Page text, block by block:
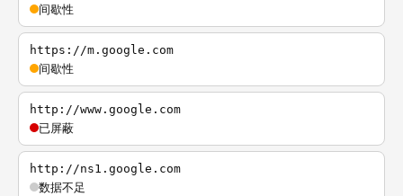
间歇性
https://m.google.com
间歇性
http://www.google.com
已屏蔽
http://ns1.google.com
数据不足